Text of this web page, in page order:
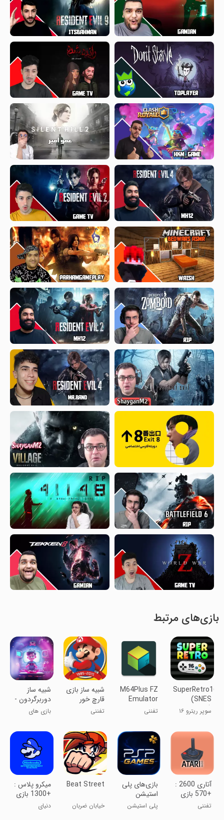
بازی‌های مرتبط
SuperRetro16
(SNES
Emulator)
سوپر ریترو ۱۶
SNES)
M64Plus FZ
Emulator
تفننی
شبیه ساز بازی
قارچ خور
قدیمی ماریو
تفننی
‏‏‏‏‏‏‏‏شبیه‌ ساز
‏‏‏‏دوربرگردون -
بازی های
قدیمی
بازی های
گوشی تو
آتاری 2600 :
+570 بازی
قدیمی
تفننی
‏‏‏‏‏بازی‌های پلی
استیشن
پلی استیشن
Beat Street
خیابان ضربان
میکرو پلاس :
+1300 بازی
میکرو
دنیای